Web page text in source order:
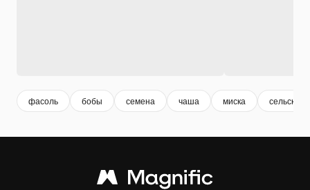
фасоль бобы семена чаша миска сельское